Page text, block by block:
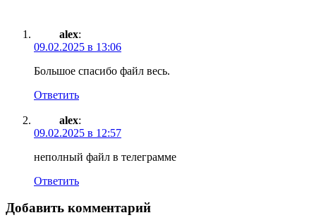
alex:
09.02.2025 в 13:06
Большое спасибо файл весь.
Ответить
alex:
09.02.2025 в 12:57
неполный файл в телеграмме
Ответить
Добавить комментарий